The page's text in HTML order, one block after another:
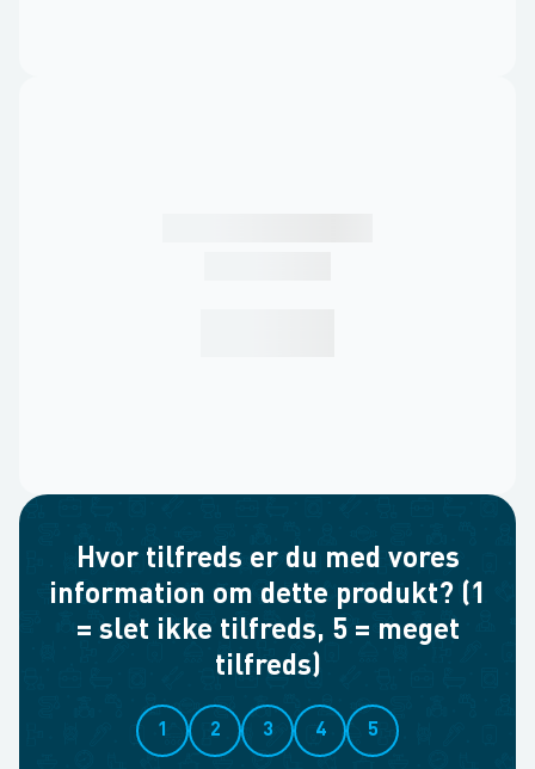
Hvor tilfreds er du med vores
information om dette produkt? (1
= slet ikke tilfreds, 5 = meget
tilfreds)
1 2 3 4 5